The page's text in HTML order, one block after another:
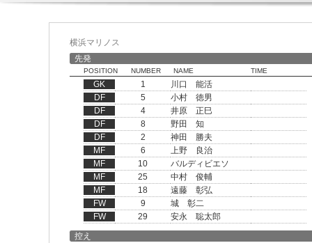
横浜マリノス
先発
POSITION NUMBER NAME TIME
GK 1
川口 能活
DF
5
小村 徳男
DF
4
井原 正巳
DF
8
野田 知
DF
2
神田 勝夫
MF
6
上野 良治
MF
10
バルディビエソ
MF
25
中村 俊輔
MF
18
遠藤 彰弘
FW
9
城 彰二
FW
29
安永 聡太郎
控え